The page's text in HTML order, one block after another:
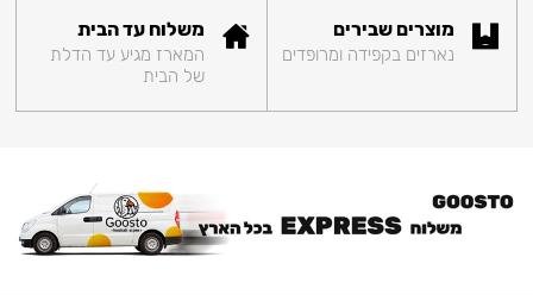
מוצרים שבירים
נארזים בקפידה ומרופדים
משלוח עד הבית
המארז מגיע עד הדלת
של הבית